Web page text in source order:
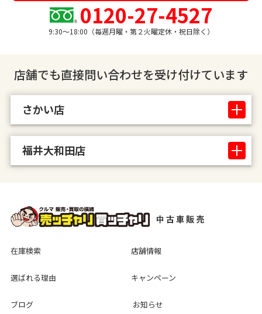
0120-27-4527
9:30〜18:00（毎週月曜・第２火曜定休・祝日除く）
店舗でも直接問い合わせを受け付けています
さかい店
福井大和田店
在庫検索 店舗情報
選ばれる理由 キャンペーン
ブログ お知らせ